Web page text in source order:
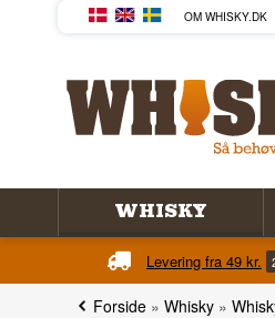
OM WHISKY.DK
WHISKY
Levering fra 49 kr.
Forside » Whisky »